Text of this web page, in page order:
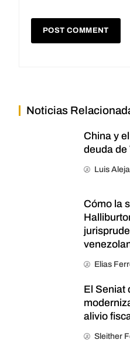
Noticias
China y
deuda de
Luis
Cómo la
Elias
El Seniat
alivio
Sleither